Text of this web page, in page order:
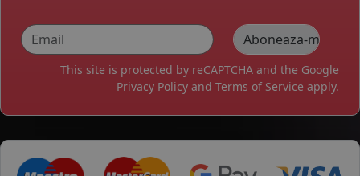
This site is protected by reCAPTCHA and the Google
Privacy Policy and Terms of Service apply.